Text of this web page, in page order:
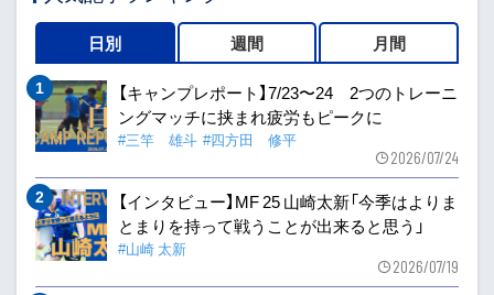
日別 週間 月間
【キャンプレポート】7/23〜24 2つのトレーニ
ングマッチに挟まれ疲労もピークに
#三竿 雄斗 #四方田 修平
2026/07/24
【インタビュー】MF 25 山崎太新「今季はよりま
とまりを持って戦うことが出来ると思う」
#山崎 太新
2026/07/19